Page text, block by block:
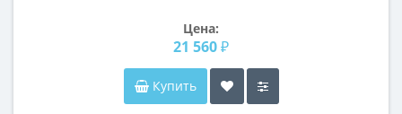
Цена:
21 560 ₽
Купить